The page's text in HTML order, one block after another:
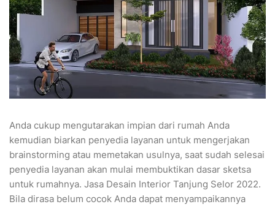
Anda cukup mengutarakan impian dari rumah Anda
kemudian biarkan penyedia layanan untuk mengerjakan
brainstorming atau memetakan usulnya, saat sudah selesai
penyedia layanan akan mulai membuktikan dasar sketsa
untuk rumahnya. Jasa Desain Interior Tanjung Selor 2022.
Bila dirasa belum cocok Anda dapat menyampaikannya